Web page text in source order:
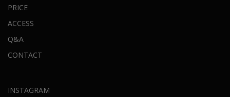
PRICE
ACCESS
Q&A
CONTACT
INSTAGRAM